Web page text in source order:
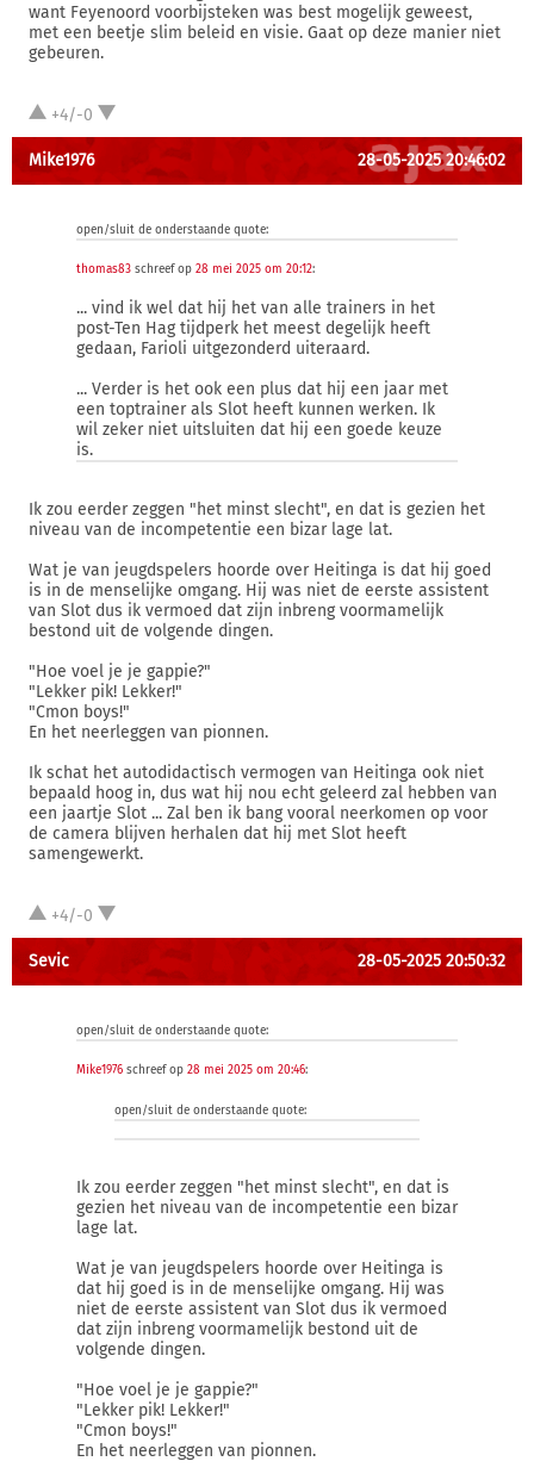
want Feyenoord voorbijsteken was best mogelijk geweest,
met een beetje slim beleid en visie. Gaat op deze manier niet
gebeuren.
+4/-0
Mike1976 28-05-2025 20:46:02
open/sluit de onderstaande quote:
thomas83 schreef op 28 mei 2025 om 20:12:
... vind ik wel dat hij het van alle trainers in het
post-Ten Hag tijdperk het meest degelijk heeft
gedaan, Farioli uitgezonderd uiteraard.
... Verder is het ook een plus dat hij een jaar met
een toptrainer als Slot heeft kunnen werken. Ik
wil zeker niet uitsluiten dat hij een goede keuze
is.
Ik zou eerder zeggen "het minst slecht", en dat is gezien het
niveau van de incompetentie een bizar lage lat.
Wat je van jeugdspelers hoorde over Heitinga is dat hij goed
is in de menselijke omgang. Hij was niet de eerste assistent
van Slot dus ik vermoed dat zijn inbreng voormamelijk
bestond uit de volgende dingen.
"Hoe voel je je gappie?"
"Lekker pik! Lekker!"
"Cmon boys!"
En het neerleggen van pionnen.
Ik schat het autodidactisch vermogen van Heitinga ook niet
bepaald hoog in, dus wat hij nou echt geleerd zal hebben van
een jaartje Slot ... Zal ben ik bang vooral neerkomen op voor
de camera blijven herhalen dat hij met Slot heeft
samengewerkt.
+4/-0
Sevic 28-05-2025 20:50:32
open/sluit de onderstaande quote:
Mike1976 schreef op 28 mei 2025 om 20:46:
open/sluit de onderstaande quote:
Ik zou eerder zeggen "het minst slecht", en dat is
gezien het niveau van de incompetentie een bizar
lage lat.
Wat je van jeugdspelers hoorde over Heitinga is
dat hij goed is in de menselijke omgang. Hij was
niet de eerste assistent van Slot dus ik vermoed
dat zijn inbreng voormamelijk bestond uit de
volgende dingen.
"Hoe voel je je gappie?"
"Lekker pik! Lekker!"
"Cmon boys!"
En het neerleggen van pionnen.